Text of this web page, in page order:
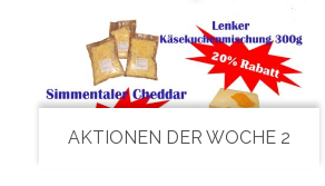
AKTIONEN DER WOCHE 2